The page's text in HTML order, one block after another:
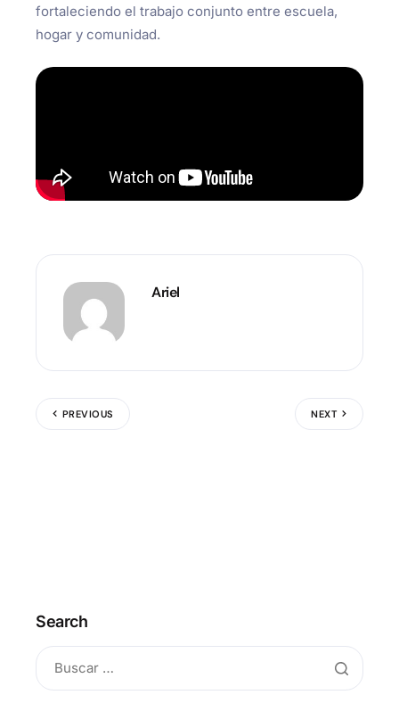
fortaleciendo el trabajo conjunto entre escuela,
hogar y comunidad.
Ariel
PREVIOUS NEXT
Search